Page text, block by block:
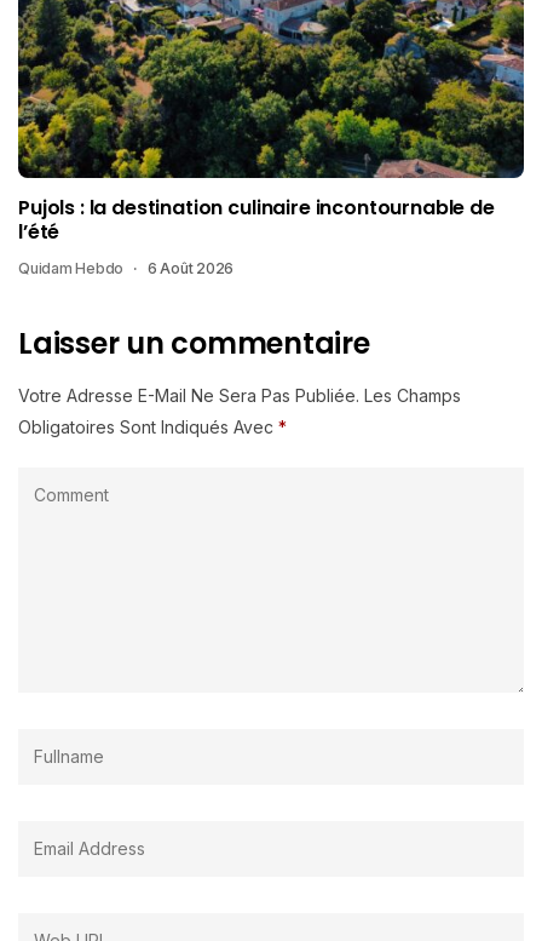
Pujols : la destination culinaire incontournable de
l’été
Quidam Hebdo 6 Août 2026
Laisser un commentaire
Votre Adresse E-Mail Ne Sera Pas Publiée. Les Champs
Obligatoires Sont Indiqués Avec *